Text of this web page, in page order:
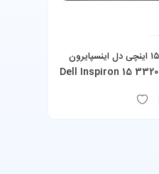
لپ تاپ ۱۵.۶ اینچی دل اینسپایرون
۳۳۲۰ مدل Dell Inspiron 15 3320